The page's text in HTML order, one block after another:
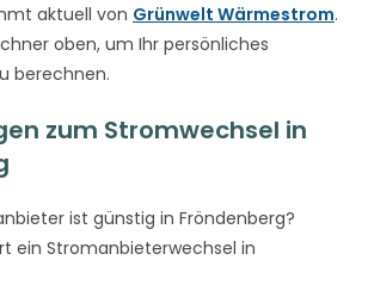
aktuell von Grünwelt Wärmestrom.
oben, um Ihr persönliches
berechnen.
zum Stromwechsel in
ist günstig in Fröndenberg?
ein Stromanbieterwechsel in